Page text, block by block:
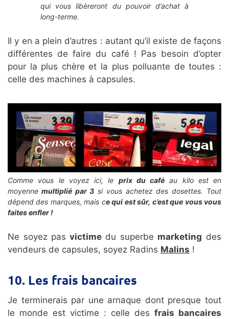
qui vous libèreront du pouvoir d’achat à
long-terme.
Il y en a plein d’autres : autant qu’il existe de façons
différentes de faire du café ! Pas besoin d’opter
pour la plus chère et la plus polluante de toutes :
celle des machines à capsules.
Comme vous le voyez ici, le prix du café au kilo est en
moyenne multiplié par 3 si vous achetez des dosettes. Tout
dépend des marques, mais ce qui est sûr, c’est que vous vous
faites enfler !
Ne soyez pas victimedu superbe marketing des
vendeurs de capsules, soyez Radins Malins !
10. Les frais bancaires
Je terminerais par une arnaque dont presque tout
le monde est victime : celle des frais bancaires